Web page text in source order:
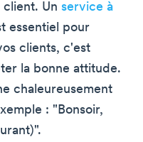
Un service à
essentiel pour
clients, c'est
la bonne attitude.
chaleureusement
: "Bonsoir,